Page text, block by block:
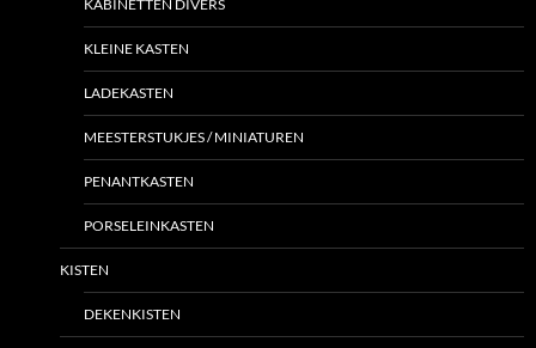
KABINETTEN DIVERS
KLEINE KASTEN
LADEKASTEN
MEESTERSTUKJES / MINIATUREN
PENANTKASTEN
PORSELEINKASTEN
KISTEN
DEKENKISTEN